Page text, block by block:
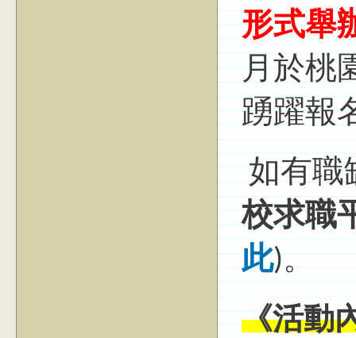
形式舉
月於桃
踴躍報
如有職
校求職
此)。
《活動